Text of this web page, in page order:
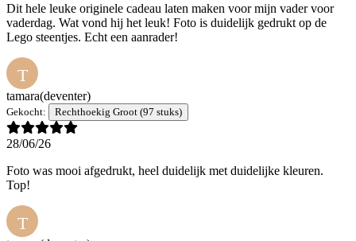
Dit hele leuke originele cadeau laten maken voor mijn vader voor
vaderdag. Wat vond hij het leuk! Foto is duidelijk gedrukt op de
Lego steentjes. Echt een aanrader!
T
tamara(deventer)
Gekocht: Rechthoekig Groot (97 stuks)
28/06/26
Foto was mooi afgedrukt, heel duidelijk met duidelijke kleuren.
Top!
T